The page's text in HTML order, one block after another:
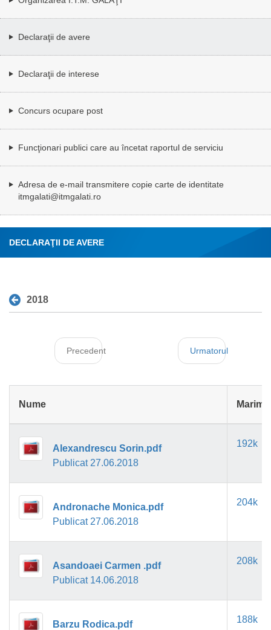
Declaraţii de avere
Declaraţii de interese
Concurs ocupare post
Funcţionari publici care au încetat raportul de serviciu
Adresa de e-mail transmitere copie carte de identitate
itmgalati@itmgalati.ro
DECLARAŢII DE AVERE
2018
Precedent Urmatorul
Nume Marime
Alexandrescu Sorin.pdf
Publicat 27.06.2018
192k
Andronache Monica.pdf
Publicat 27.06.2018
204k
Asandoaei Carmen .pdf
Publicat 14.06.2018
208k
Barzu Rodica.pdf
188k